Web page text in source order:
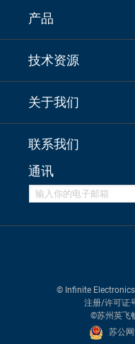
产品
技术资源
关于我们
联系我们
通讯
© Infinite
注册/许可证
©苏州英飞
苏公